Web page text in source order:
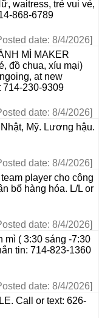
waitress, trẻ vui vẻ,
868-6789
date: 8/4/2026]
MÌ MAKER
đồ chua, xíu mại)
at new
714-230-9309
date: 8/4/2026]
Mỹ. Lương hậu.
date: 8/4/2026]
player cho công
bố hàng hóa. L/L or
date: 8/4/2026]
( 3:30 sáng -7:30
tin: 714-823-1360
date: 8/4/2026]
Call or text: 626-